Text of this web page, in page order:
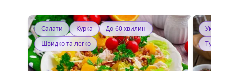
Салати Курка
До 60 хвилин
Швидко та легко